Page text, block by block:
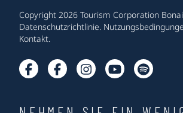
Copyright 2026 Tourism Corporation
Datenschutzrichtlinie.
Kontakt.